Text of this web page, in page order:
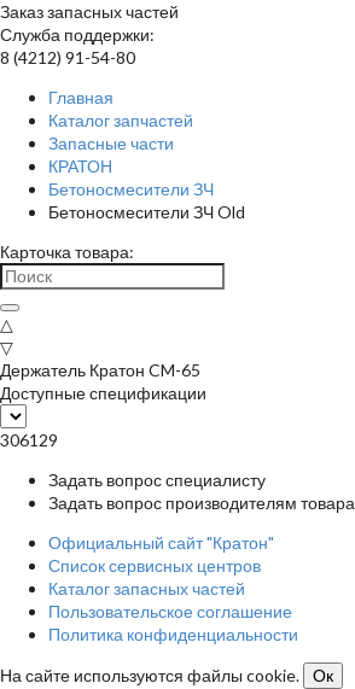
Заказ запасных частей
Служба поддержки:
8 (4212) 91-54-80
Главная
Каталог запчастей
Запасные части
КРАТОН
Бетоносмесители ЗЧ
Бетоносмесители ЗЧ Old
Карточка товара:
△
▽
Держатель Кратон CM-65
Доступные спецификации
306129
Задать вопрос специалисту
Задать вопрос производителям товара
Официальный сайт "Кратон"
Список сервисных центров
Каталог запасных частей
Пользовательское соглашение
Политика конфиденциальности
На сайте используются файлы cookie.
Ок